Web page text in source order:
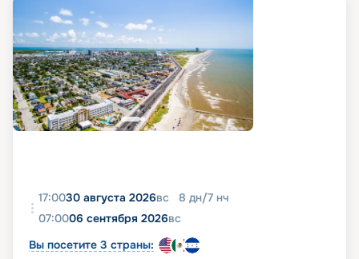
17:0030 августа 2026вс 8 дн/7 нч
07:0006 сентября 2026вс
Вы посетите 3 страны: